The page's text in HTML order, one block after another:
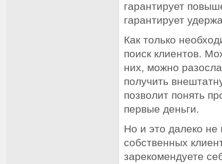
гарантирует
гарантирует
Как только
поиск клиентов.
них, можно
получить
позволит понять
первые деньги.
Но и это далеко не
собственных
зарекомендуете